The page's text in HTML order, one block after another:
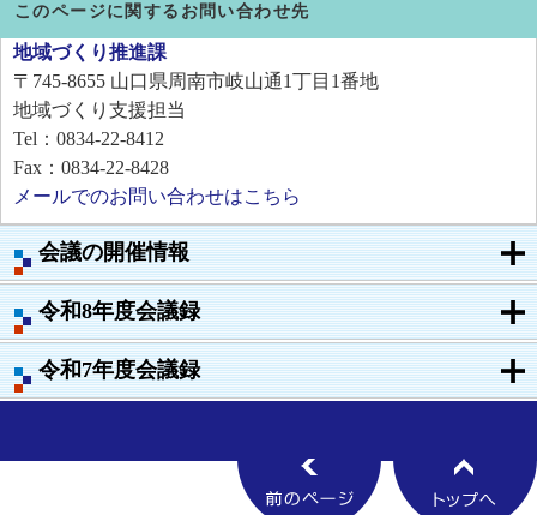
会議の開催情報
令和8年度会議録
令和7年度会議録
このページに関するお問い合わせ先
地域づくり推進課
〒745-8655 山口県周南市岐山通1丁目1番地
地域づくり支援担当
Tel：0834-22-8412
Fax：0834-22-8428
メールでのお問い合わせはこちら